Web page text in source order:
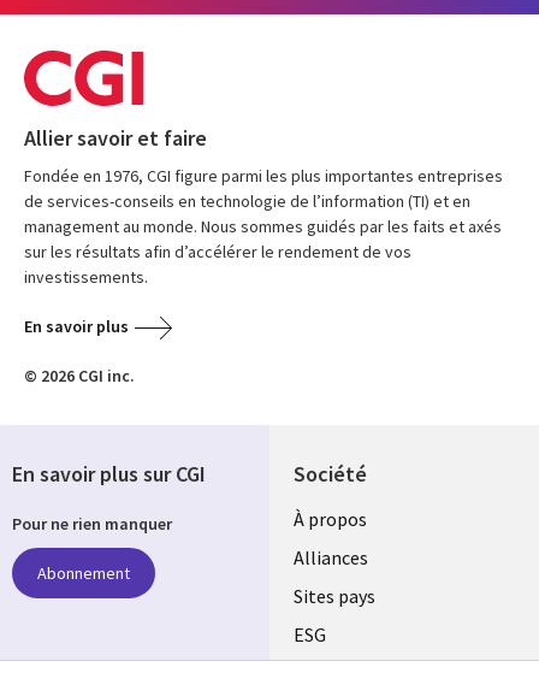
Allier savoir et faire
Fondée en 1976, CGI figure parmi les plus importantes entreprises
de services-conseils en technologie de l’information (TI) et en
management au monde. Nous sommes guidés par les faits et axés
sur les résultats afin d’accélérer le rendement de vos
investissements.
En savoir plus
© 2026 CGI inc.
Société
À propos
Alliances
Sites pays
ESG
En savoir plus sur CGI
Pour ne rien manquer
Abonnement